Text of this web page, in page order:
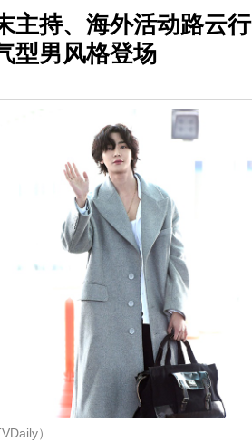
主持、海外活动路云行
型男风格登场
）